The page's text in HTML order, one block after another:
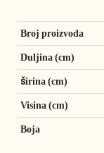
Broj proizvoda
Duljina (cm)
širina (cm)
Visina (cm)
Boja